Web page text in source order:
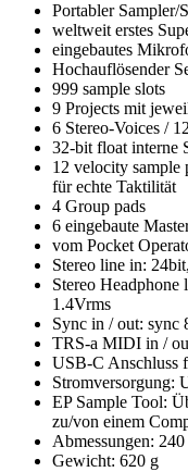
Portabler Sampler/
weltweit erstes
eingebautes
Hochauflösender
999 sample slots
9 Projects mit
6 Stereo-Voices /
32-bit float interne
12 velocity sample
für echte Taktilität
4 Group pads
6 eingebaute
vom Pocket
Stereo line in:
Stereo
1.4Vrms
Sync in / out: sync
TRS-a MIDI in /
USB-C Anschluss
Stromversorgung:
EP Sample Tool:
zu/von einem
Abmessungen:
Gewicht: 620 g